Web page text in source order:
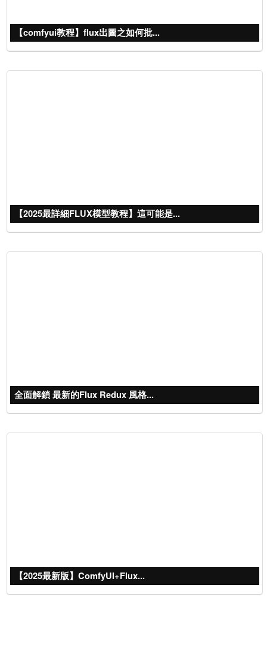
【comfyui教程】flux出圖之如何批...
【2025最詳細FLUX模型教程】這可能是...
全面解鎖 最新的Flux Redux 風格...
【2025最新版】ComfyUI+Flux...